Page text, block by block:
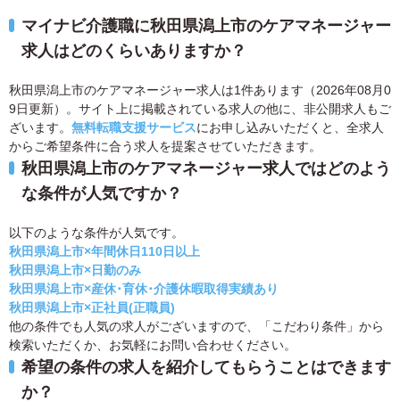
マイナビ介護職に秋田県潟上市のケアマネージャー
求人はどのくらいありますか？
秋田県潟上市のケアマネージャー求人は1件あります（2026年08月0
9日更新）。サイト上に掲載されている求人の他に、非公開求人もご
ざいます。 無料転職支援サービスにお申し込みいただくと、全求人
からご希望条件に合う求人を提案させていただきます。
秋田県潟上市のケアマネージャー求人ではどのよう
な条件が人気ですか？
以下のような条件が人気です。
秋田県潟上市×年間休日110日以上
秋田県潟上市×日勤のみ
秋田県潟上市×産休･育休･介護休暇取得実績あり
秋田県潟上市×正社員(正職員)
他の条件でも人気の求人がございますので、「こだわり条件」から
検索いただくか、お気軽にお問い合わせください。
希望の条件の求人を紹介してもらうことはできます
か？